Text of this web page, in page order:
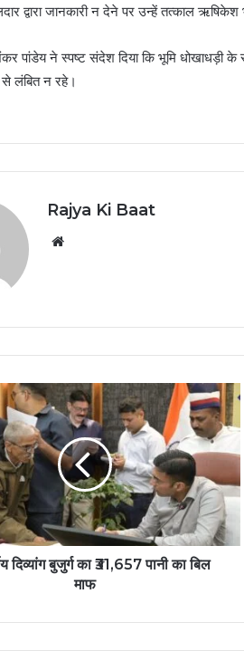
द्वारा जानकारी न देने पर उन्हें तत्काल
पांडेय ने स्पष्ट संदेश दिया कि भूमि धोखाधड़ी के
लंबित न रहे।
Rajya Ki Baat
दिव्यांग बुजुर्ग का ₹31,657 पानी का बिल
माफ